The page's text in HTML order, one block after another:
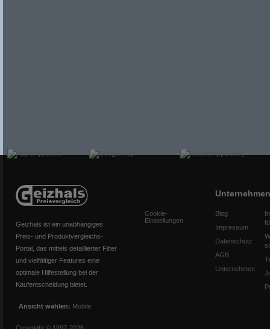
Geizhals ist ein unabhängiges
Preis- und Produktvergleichs-
Portal, das mittels detaillierter Filter
und vielfältiger Features eine
optimale Hilfestellung bei der
Kaufentscheidung bietet.
Ansicht wählen: Mobile
Cookie-
Einstellungen
Unternehmen
Blog
Impressum
Datenschutz
AGB
Unternehmen